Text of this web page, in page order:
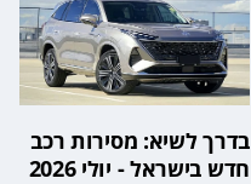
בדרך לשיא: מסירות רכב
חדש בישראל - יולי 2026